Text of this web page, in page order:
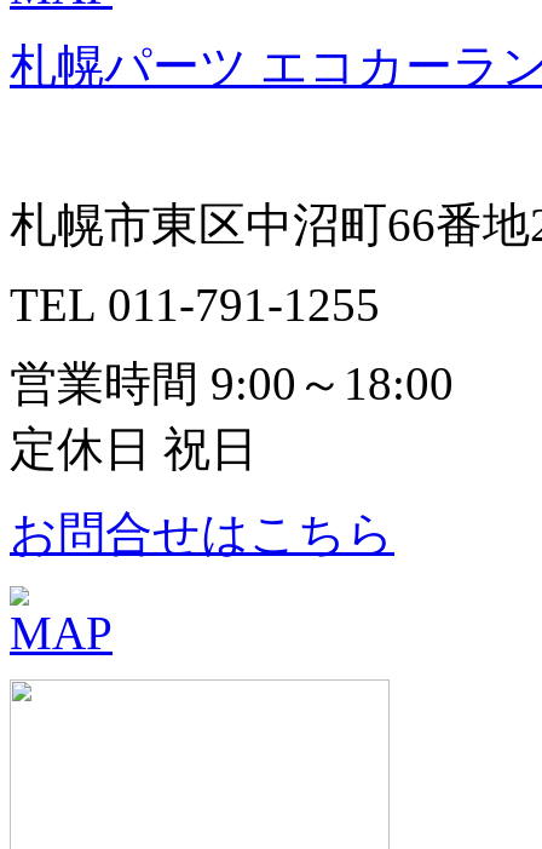
札幌パーツ エコカーラ
札幌市東区中沼町66番地
TEL 011-791-1255
営業時間 9:00～18:00
定休日 祝日
お問合せはこちら